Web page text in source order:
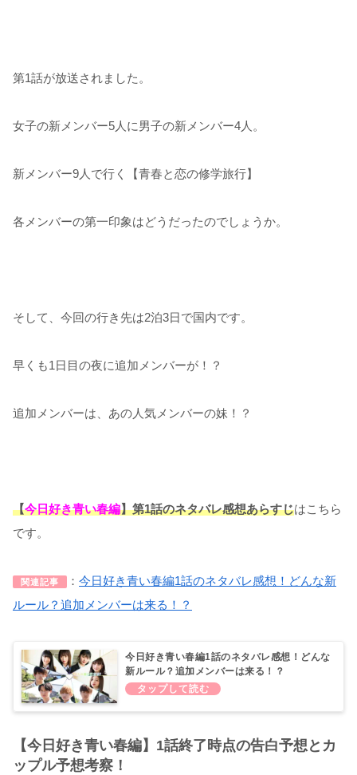
第1話が放送されました。
女子の新メンバー5人に男子の新メンバー4人。
新メンバー9人で行く【青春と恋の修学旅行】
各メンバーの第一印象はどうだったのでしょうか。
そして、今回の行き先は2泊3日で国内です。
早くも1日目の夜に追加メンバーが！？
追加メンバーは、あの人気メンバーの妹！？
【今日好き青い春編】第1話のネタバレ感想あらすじはこちら
です。
関連記事 ： 今日好き青い春編1話のネタバレ感想！どんな新
ルール？追加メンバーは来る！？
今日好き青い春編1話のネタバレ感想！どんな
新ルール？追加メンバーは来る！？
【今日好き青い春編】1話終了時点の告白予想とカ
ップル予想考察！